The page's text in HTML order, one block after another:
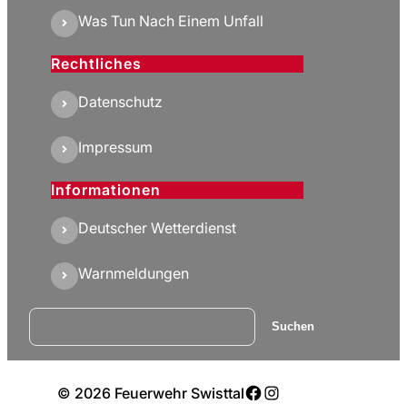
Was Tun Nach Einem Unfall
Rechtliches
Datenschutz
Impressum
Informationen
Deutscher Wetterdienst
Warnmeldungen
Suchen Suchen
© 2026 Feuerwehr SwisttalFacebook
Instagram